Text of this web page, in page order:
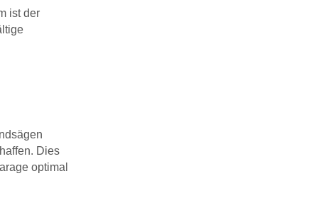
ist der
Dies
optimal